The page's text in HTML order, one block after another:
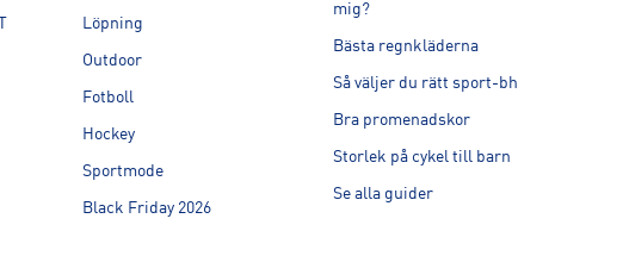
Löpning
Outdoor
Fotboll
Hockey
Sportmode
Black Friday 2026
mig?
Bästa regnkläderna
Så väljer du rätt sport-bh
Bra promenadskor
Storlek på cykel till barn
Se alla guider